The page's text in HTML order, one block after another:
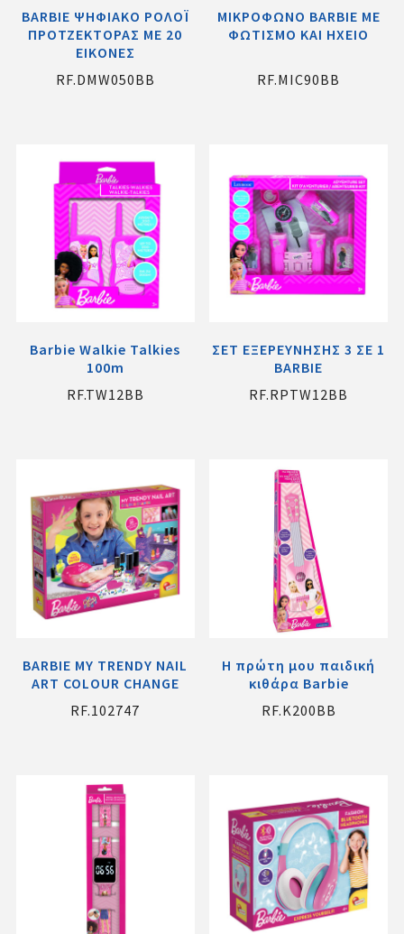
BARBIE ΨΗΦΙΑΚΟ ΡΟΛΟΪ
ΠΡΟΤΖΕΚΤΟΡΑΣ ΜΕ 20
ΕΙΚΟΝΕΣ
RF.DMW050BB
ΜΙΚΡΟΦΩΝΟ BARBIE ME
ΦΩΤΙΣΜΟ ΚΑΙ ΗΧΕΙΟ
RF.MIC90BB
Barbie Walkie Talkies
100m
RF.TW12BB
ΣΕΤ ΕΞΕΡΕΥΝΗΣΗΣ 3 ΣΕ 1
BARBIE
RF.RPTW12BB
BARBIE MY TRENDY NAIL
ART COLOUR CHANGE
RF.102747
Η πρώτη μου παιδική
κιθάρα Barbie
RF.K200BB